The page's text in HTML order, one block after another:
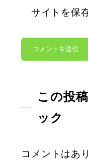
サイトを保
この投
ック
コメントはあ